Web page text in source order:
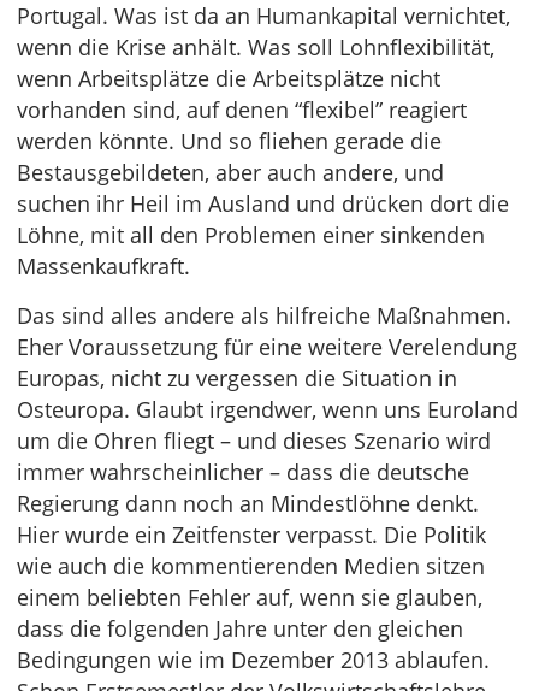
Portugal. Was ist da an Humankapital vernichtet,
wenn die Krise anhält. Was soll Lohnflexibilität,
wenn Arbeitsplätze die Arbeitsplätze nicht
vorhanden sind, auf denen “flexibel” reagiert
werden könnte. Und so fliehen gerade die
Bestausgebildeten, aber auch andere, und
suchen ihr Heil im Ausland und drücken dort die
Löhne, mit all den Problemen einer sinkenden
Massenkaufkraft.
Das sind alles andere als hilfreiche Maßnahmen.
Eher Voraussetzung für eine weitere Verelendung
Europas, nicht zu vergessen die Situation in
Osteuropa. Glaubt irgendwer, wenn uns Euroland
um die Ohren fliegt – und dieses Szenario wird
immer wahrscheinlicher – dass die deutsche
Regierung dann noch an Mindestlöhne denkt.
Hier wurde ein Zeitfenster verpasst. Die Politik
wie auch die kommentierenden Medien sitzen
einem beliebten Fehler auf, wenn sie glauben,
dass die folgenden Jahre unter den gleichen
Bedingungen wie im Dezember 2013 ablaufen.